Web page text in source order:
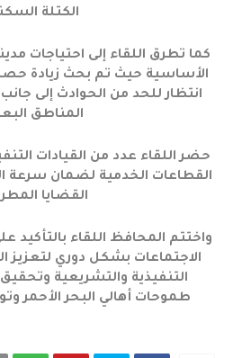
الكتلة
كما تطرق اللقاء إلى احتياجات
الأساسية حيث تم بحث زيادة
انتظار للحد من الحوادث إلى
المناطق
حضر اللقاء عدد من القيادات
القطاعات الخدمية لضمان سرعة
القضايا
واختتم المحافظ اللقاء بالتأكيد
الاجتماعات بشكل دوري لتعزيز
التنفيذية والتشريعية
طموحات أهالي البحر الأحمر